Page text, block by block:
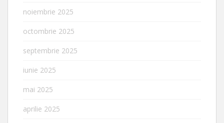
noiembrie 2025
octombrie 2025
septembrie 2025
iunie 2025
mai 2025
aprilie 2025